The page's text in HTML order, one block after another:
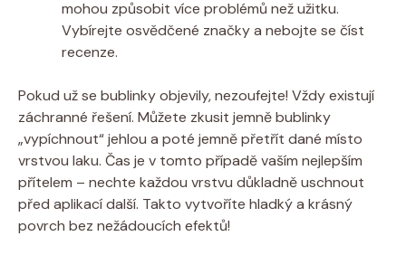
mohou způsobit více problémů než užitku.
Vybírejte osvědčené značky a nebojte se číst
recenze.
Pokud už se bublinky objevily, nezoufejte! Vždy existují
záchranné řešení. Můžete zkusit jemně bublinky
„vypíchnout“ jehlou a poté jemně přetřít dané místo
vrstvou laku. Čas je v tomto případě vaším nejlepším
přítelem – nechte každou vrstvu důkladně uschnout
před aplikací další. Takto vytvoříte hladký a krásný
povrch bez nežádoucích efektů!